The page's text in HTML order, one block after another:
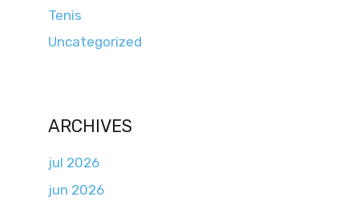
Tenis
Uncategorized
ARCHIVES
jul 2026
jun 2026